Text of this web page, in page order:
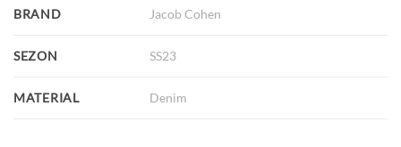
BRAND Jacob Cohen
SEZON SS23
MATERIAL Denim